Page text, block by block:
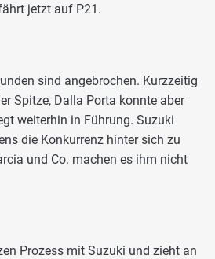
jetzt auf P21.
sind angebrochen. Kurzzeitig
Spitze, Dalla Porta konnte aber
weiterhin in Führung. Suzuki
die Konkurrenz hinter sich zu
und Co. machen es ihm nicht
Prozess mit Suzuki und zieht an